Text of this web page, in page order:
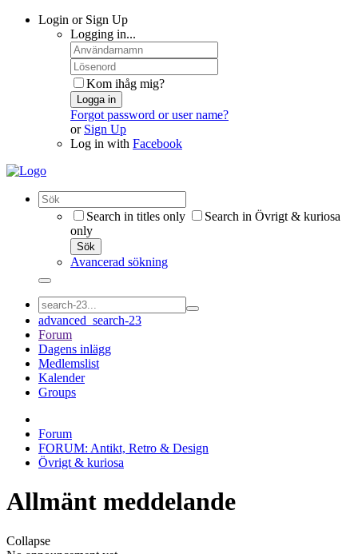
Login or Sign Up
Logging in...
Kom ihåg mig?
Logga in
Forgot password or user name?
or Sign Up
Log in with Facebook
Search in titles only
Search in Övrigt & kuriosa
only
Sök
Avancerad sökning
advanced_search-23
Forum
Dagens inlägg
Medlemslist
Kalender
Groups
Forum
FORUM: Antikt, Retro & Design
Övrigt & kuriosa
Allmänt meddelande
Collapse